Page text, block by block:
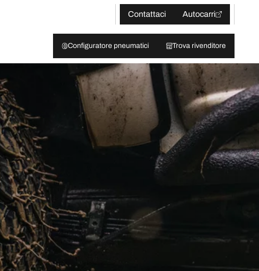
Contattaci
Autocarri
Configuratore pneumatici Trova rivenditore